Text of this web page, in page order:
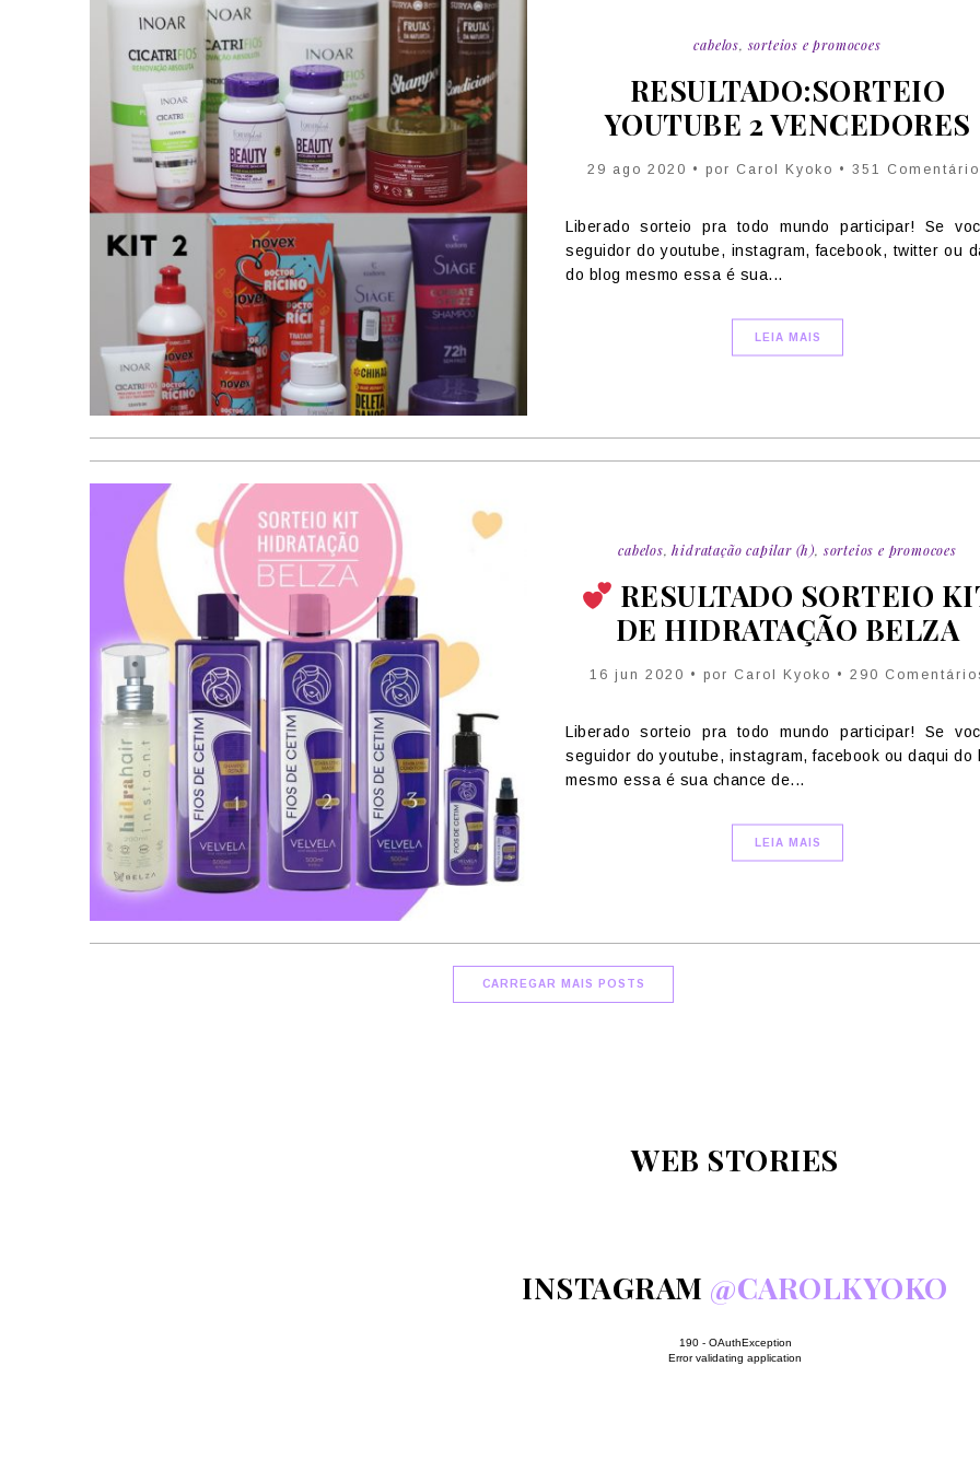
cabelos,sorteios e promocoes
RESULTADO:SORTEIO
YOUTUBE 2 VENCEDORES
29 ago 2020 • por Carol Kyoko • 351
Liberado sorteio pra todo mundo participar! Se
seguidor do youtube, instagram, facebook, twitter ou
do blog mesmo essa é sua...
LEIA MAIS
cabelos,hidratação capilar (h),sorteios e promocoes
RESULTADO SORTEIO
DE HIDRATAÇÃO BELZA
16 jun 2020 • por Carol Kyoko • 290
Liberado sorteio pra todo mundo participar! Se
seguidor do youtube, instagram, facebook ou daqui do
mesmo essa é sua chance de...
LEIA MAIS
CARREGAR MAIS POSTS
WEB STORIES
INSTAGRAM @CAROLKYOKO
190 - OAuthException
Error validating application